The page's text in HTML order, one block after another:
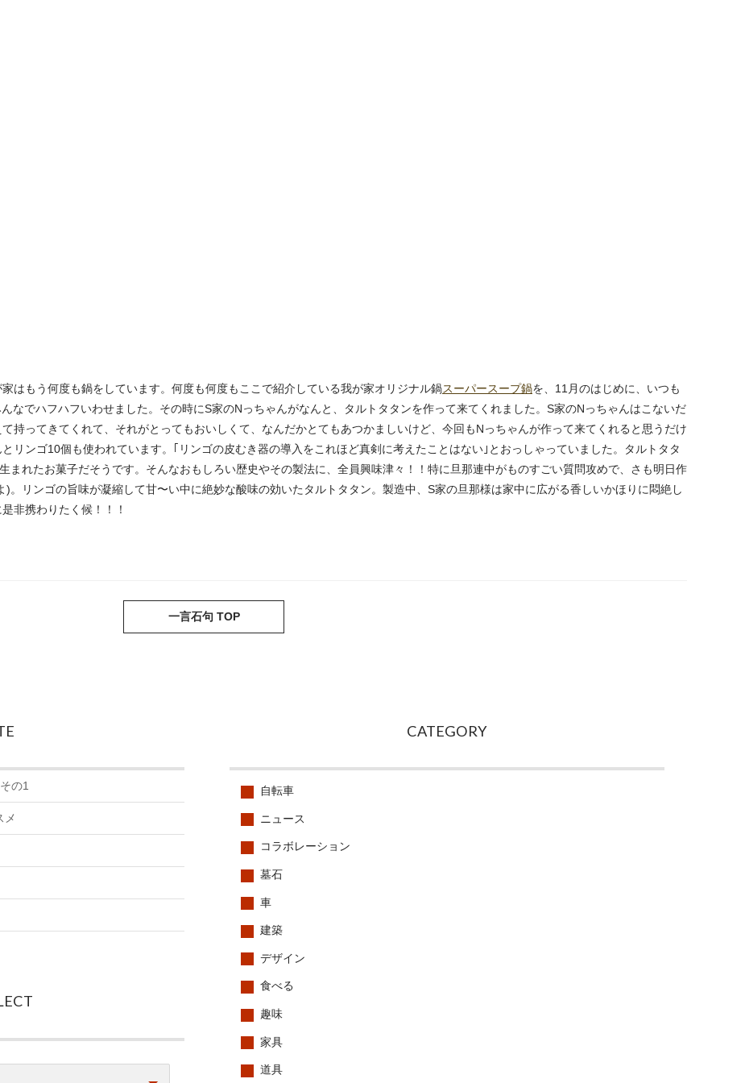
はもう何度も鍋をしています。何度も何度もここで紹介している我が家オリジナル鍋スーパースープ鍋を、11月のはじめに、いつも
なでハフハフいわせました。その時にS家のNっちゃんがなんと、タルトタタンを作って来てくれました。S家のNっちゃんはこないだ
持ってきてくれて、それがとってもおいしくて、なんだかとてもあつかましいけど、今回もNっちゃんが作って来てくれると思うだけ
リンゴ10個も使われています。｢リンゴの皮むき器の導入をこれほど真剣に考えたことはない｣とおっしゃっていました。タルトタタ
まれたお菓子だそうです。そんなおもしろい歴史やその製法に、全員興味津々！！特に旦那連中がものすごい質問攻めで、さも明日作
。リンゴの旨味が凝縮して甘〜い中に絶妙な酸味の効いたタルトタタン。製造中、S家の旦那様は家中に広がる香しいかほりに悶絶し
非携わりたく候！！！
一言石句 TOP
CATEGORY
自転車
ニュース
コラボレーション
墓石
車
建築
デザイン
食べる
趣味
家具
道具
の1
メ